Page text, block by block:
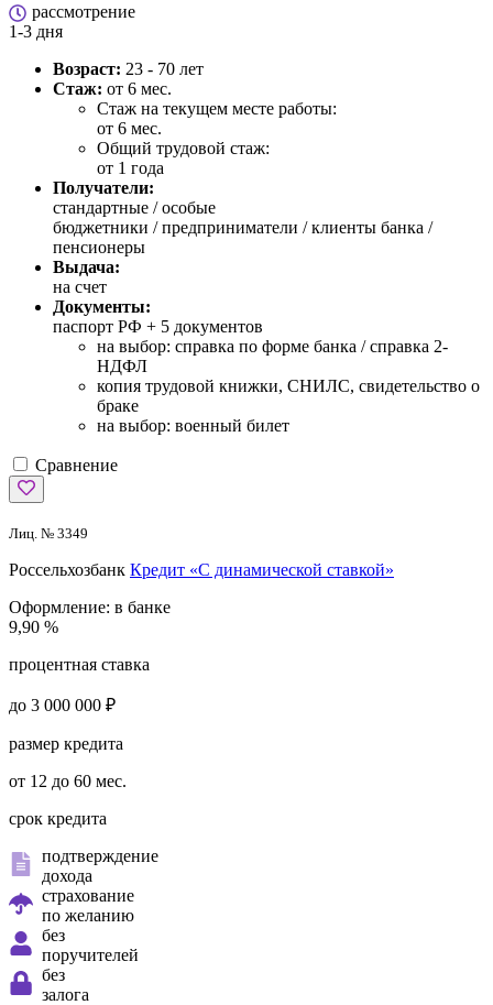
рассмотрение
1-3 дня
Возраст: 23 - 70 лет
Стаж: от 6 мес.
Стаж на текущем месте работы:
от 6 мес.
Общий трудовой стаж:
от 1 года
Получатели:
стандартные /особые
бюджетники / предприниматели / клиенты банка /
пенсионеры
Выдача:
на счет
Документы:
паспорт РФ + 5 документов
на выбор: справка по форме банка / справка 2-
НДФЛ
копия трудовой книжки, СНИЛС, свидетельство о
браке
на выбор: военный билет
Сравнение
Лиц. № 3349
Россельхозбанк Кредит «С динамической ставкой»
Оформление: в банке
9,90 %
процентная ставка
до 3 000 000 ₽
размер кредита
от 12 до 60 мес.
срок кредита
подтверждение
дохода
страхование
по желанию
без
поручителей
без
залога